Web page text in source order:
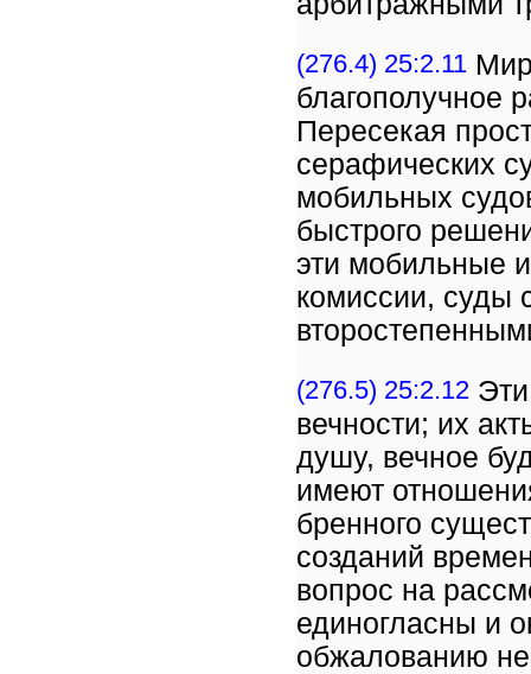
(276.4) 25:2.11
благополучное
Пересекая
серафических
мобильных
быстрого
эти мобильные
комиссии, суды
(276.5) 25:2.12
вечности; их
душу, вечное
имеют
бренного
созданий
вопрос на
единогласны и
обжалованию